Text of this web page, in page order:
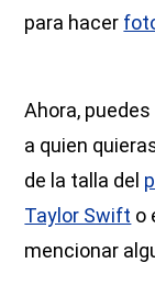
para hacer
Ahora,
a quien
de la talla del
Taylor Swift o
mencionar